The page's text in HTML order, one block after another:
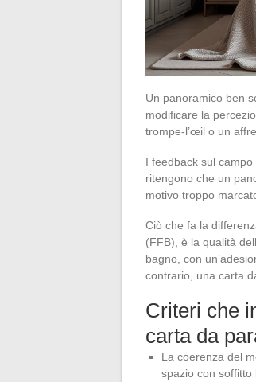
Un panoramico ben
modificare la
trompe-l’œil o un
I feedback sul
ritengono che un
motivo troppo
Ciò che fa la
(FFB), è la qualità
bagno, con
contrario, una carta
Criteri che
carta da
La coerenza del
spazio con soffitto